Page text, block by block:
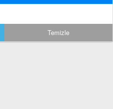
Temizle